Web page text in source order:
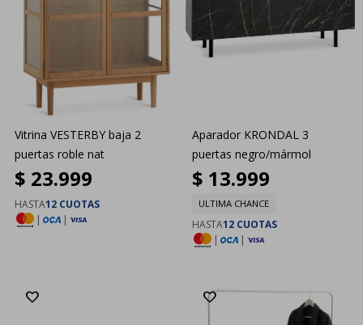
Vitrina VESTERBY baja 2
puertas roble nat
$ 23.999
HASTA12 CUOTAS
|
|
Aparador KRONDAL 3
puertas negro/mármol
$ 13.999
ULTIMA CHANCE
HASTA12 CUOTAS
|
|